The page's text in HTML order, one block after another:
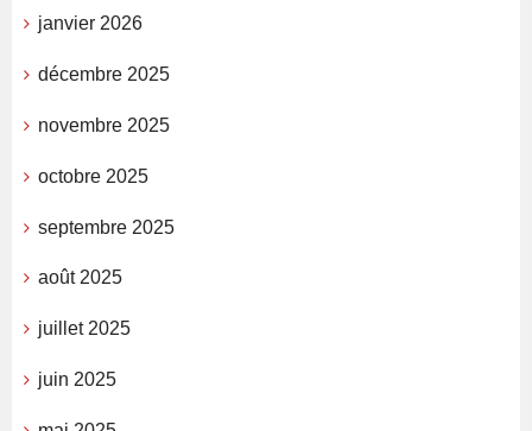
janvier 2026
décembre 2025
novembre 2025
octobre 2025
septembre 2025
août 2025
juillet 2025
juin 2025